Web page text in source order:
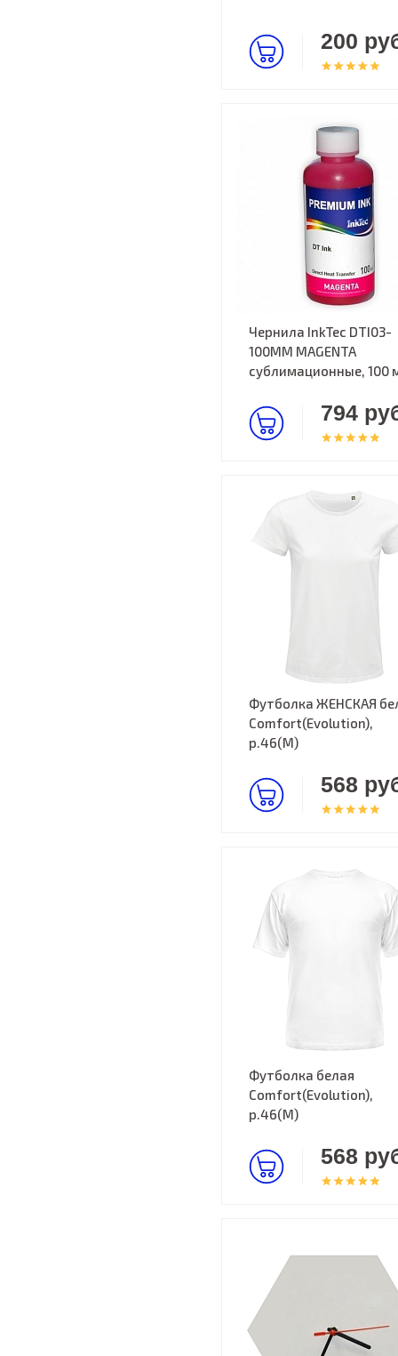
200
Чернила InkTec DTI03-
100MM MAGENTA
сублимационные, 100
794
Футболка ЖЕНСКАЯ
Comfort(Evolution),
р.46(M)
568
Футболка белая
Comfort(Evolution),
р.46(M)
568